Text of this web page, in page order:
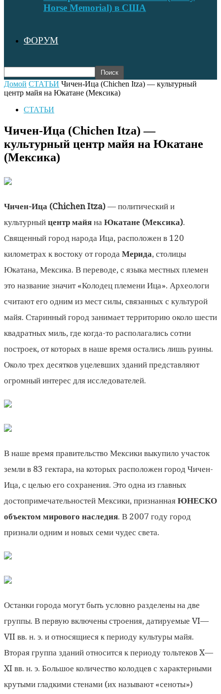
Horse Memorial) в США
ФОРУМ
Домой СТАТЬИ Чичен-Ица (Chichen Itza) — культурный
центр майя на Юкатане (Мексика)
СТАТЬИ
Чичен-Ица (Chichen Itza) —
культурный центр майя на Юкатане
(Мексика)
Чичен-Ица (Chichen Itza) — политический и
культурный центр майя на Юкатане (Мексика).
Священный город народа Ица, расположен в 120
километрах к востоку от города Мерида, столицы
Юкатана, Мексика. В переводе, с языка местных племен
это название значит «Колодец племени Ица». Археологи
считают его одним из мест силы, связанных с культурой
майя. Старинный город занимает территорию около шести
квадратных миль, где когда-то располагались сотни
построек, от которых в наше время остались лишь руины.
Около трех десятков уцелевших зданий пред­ставляют
огромный интерес для исследователей.
В наше время правительство Мексики выкупило участок
земли в 83 гектара, на которых расположен город Чичен-
Ица, с целью его сохранения. Это одна из главных
достопримечательностей Мексики, признанная ЮНЕСКО
объектом мирового наследия. В 2007 году город
признали одним и новых семи чудес света.
Останки города могут быть условно разделены на две
группы. В первую включены строения, датируемые VI—
VII вв. н. э. и относящиеся к периоду культуры майя.
Вторая группа зданий относится к периоду тольтеков X—
XI вв. н. э. Большое количество колодцев с характерными
крутыми гладкими стенами (их называют «сеноты»)